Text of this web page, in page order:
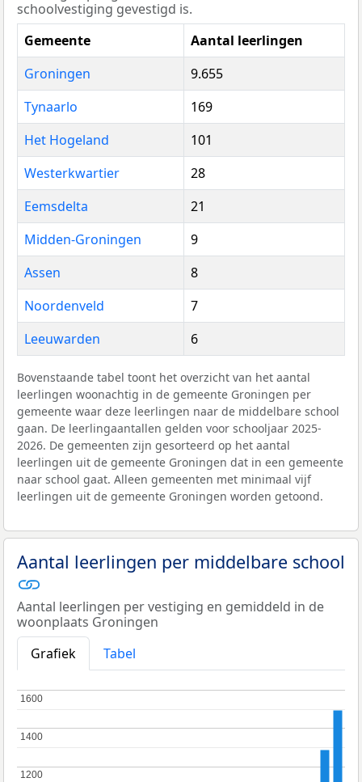
schoolvestiging gevestigd is.
Gemeente
Aantal leerlingen
Groningen
9.655
Tynaarlo
169
Het Hogeland
101
Westerkwartier
28
Eemsdelta
21
Midden-Groningen
9
Assen
8
Noordenveld
7
Leeuwarden
6
Bovenstaande tabel toont het overzicht van het aantal
leerlingen woonachtig in de gemeente Groningen per
gemeente waar deze leerlingen naar de middelbare school
gaan. De leerlingaantallen gelden voor schooljaar 2025-
2026. De gemeenten zijn gesorteerd op het aantal
leerlingen uit de gemeente Groningen dat in een gemeente
naar school gaat. Alleen gemeenten met minimaal vijf
leerlingen uit de gemeente Groningen worden getoond.
Aantal leerlingen per middelbare school
Aantal leerlingen per vestiging en gemiddeld in de
woonplaats Groningen
Grafiek
Tabel
1200
1200
1400
1400
1600
1600